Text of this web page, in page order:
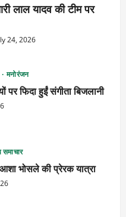
लाल यादव की टीम पर
24, 2026
मनोरंजन
पर फिदा हुईं संगीता बिजलानी
समाचार
आशा भोसले की प्रेरक यात्रा